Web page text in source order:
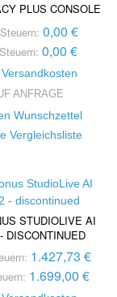
PLUS CONSOLE
0,00 €
0,00 €
Versandkosten
ANFRAGE
Wunschzettel
Vergleichsliste
STUDIOLIVE AI
DISCONTINUED
1.427,73 €
1.699,00 €